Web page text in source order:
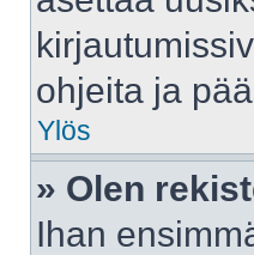
ohjeita ja
Ylös
» Olen
Ihan